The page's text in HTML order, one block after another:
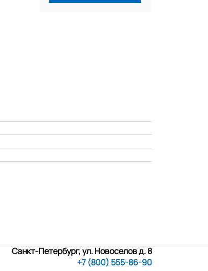
Санкт-Петербург, ул. Новоселов д. 8
+7 (800) 555-86-90